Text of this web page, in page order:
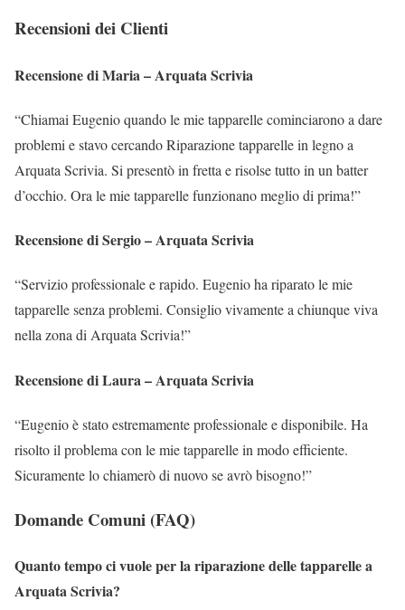
Recensioni dei Clienti
Recensione di Maria – Arquata Scrivia
“Chiamai Eugenio quando le mie tapparelle cominciarono a dare
problemi e stavo cercando Riparazione tapparelle in legno a
Arquata Scrivia. Si presentò in fretta e risolse tutto in un batter
d’occhio. Ora le mie tapparelle funzionano meglio di prima!”
Recensione di Sergio – Arquata Scrivia
“Servizio professionale e rapido. Eugenio ha riparato le mie
tapparelle senza problemi. Consiglio vivamente a chiunque viva
nella zona di Arquata Scrivia!”
Recensione di Laura – Arquata Scrivia
“Eugenio è stato estremamente professionale e disponibile. Ha
risolto il problema con le mie tapparelle in modo efficiente.
Sicuramente lo chiamerò di nuovo se avrò bisogno!”
Domande Comuni (FAQ)
Quanto tempo ci vuole per la riparazione delle tapparelle a
Arquata Scrivia?